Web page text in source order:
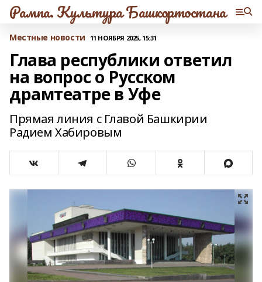
Рампа. Культура Башкортостана
Местные новости 11 НОЯБРЯ 2025, 15:31
Глава республики ответил
на вопрос о Русском
драмтеатре в Уфе
Прямая линия с Главой Башкирии
Радием Хабировым